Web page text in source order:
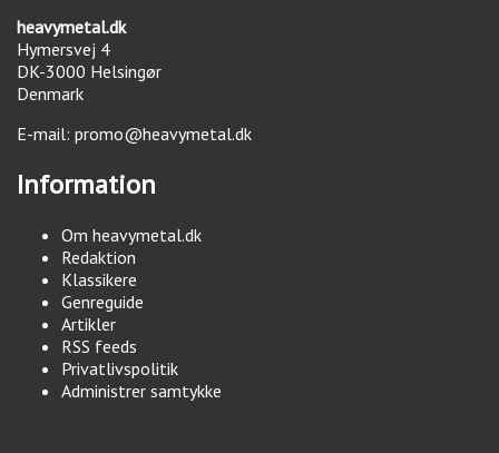
heavymetal.dk
Hymersvej 4
DK-3000 Helsingør
Denmark
E-mail: promo@heavymetal.dk
Information
Om heavymetal.dk
Redaktion
Klassikere
Genreguide
Artikler
RSS feeds
Privatlivspolitik
Administrer samtykke